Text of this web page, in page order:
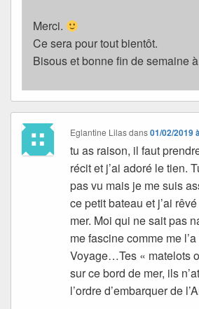
Merci.
Ce sera pour tout bientôt.
Bisous et bonne fin de semaine
Eglantine Lilasdans01/02/2019
tu as raison, il faut
récit et j’ai adoré le tien.
pas vu mais je me suis
ce petit bateau et j’ai
mer. Moi qui ne sait pas
me fascine comme me
Voyage…Tes « matelots
sur ce bord de mer, ils
l’ordre d’embarquer de